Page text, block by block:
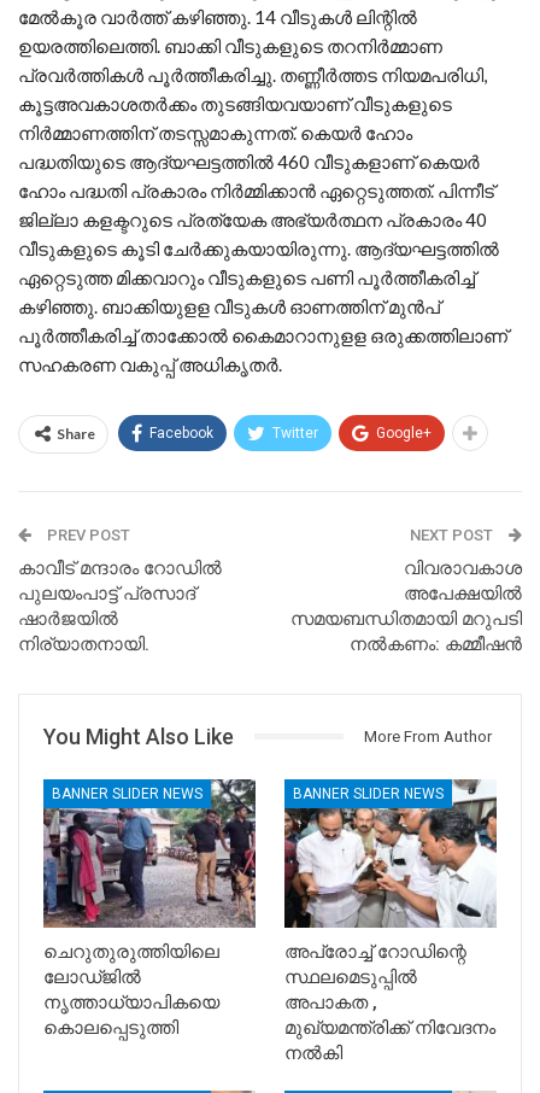
മേൽകൂര വാർത്ത് കഴിഞ്ഞു. 14 വീടുകൾ ലിന്റിൽ
ഉയരത്തിലെത്തി. ബാക്കി വീടുകളുടെ തറനിർമ്മാണ
പ്രവർത്തികൾ പൂർത്തീകരിച്ചു. തണ്ണീർത്തട നിയമപരിധി,
കൂട്ടഅവകാശതർക്കം തുടങ്ങിയവയാണ് വീടുകളുടെ
നിർമ്മാണത്തിന് തടസ്സമാകുന്നത്. കെയർ ഹോം
പദ്ധതിയുടെ ആദ്യഘട്ടത്തിൽ 460 വീടുകളാണ് കെയർ
ഹോം പദ്ധതി പ്രകാരം നിർമ്മിക്കാൻ ഏറ്റെടുത്തത്. പിന്നീട്
ജില്ലാ കളക്ടറുടെ പ്രത്യേക അഭ്യർത്ഥന പ്രകാരം 40
വീടുകളുടെ കൂടി ചേർക്കുകയായിരുന്നു. ആദ്യഘട്ടത്തിൽ
ഏറ്റെടുത്ത മിക്കവാറും വീടുകളുടെ പണി പൂർത്തീകരിച്ച്
കഴിഞ്ഞു. ബാക്കിയുളള വീടുകൾ ഓണത്തിന് മുൻപ്
പൂർത്തീകരിച്ച് താക്കോൽ കൈമാറാനുളള ഒരുക്കത്തിലാണ്
സഹകരണ വകുപ്പ് അധികൃതർ.
Share Facebook Twitter Google+
PREV POST
കാവീട് മന്ദാരം റോഡില്‍
പുലയംപാട്ട് പ്രസാദ്
ഷാർജയിൽ
നിര്യാതനായി.
NEXT POST
വിവരാവകാശ
അപേക്ഷയിൽ
സമയബന്ധിതമായി മറുപടി
നൽകണം: കമ്മീഷൻ
You Might Also Like More From Author
BANNER SLIDER NEWS
ചെറുതുരുത്തിയിലെ
ലോഡ്ജിൽ
നൃത്താധ്യാപികയെ
കൊലപ്പെടുത്തി
BANNER SLIDER NEWS
അപ്രോച്ച് റോഡിന്റെ
സ്ഥലമെടുപ്പിൽ
അപാകത ,
മുഖ്യമന്ത്രിക്ക് നിവേദനം
നൽകി